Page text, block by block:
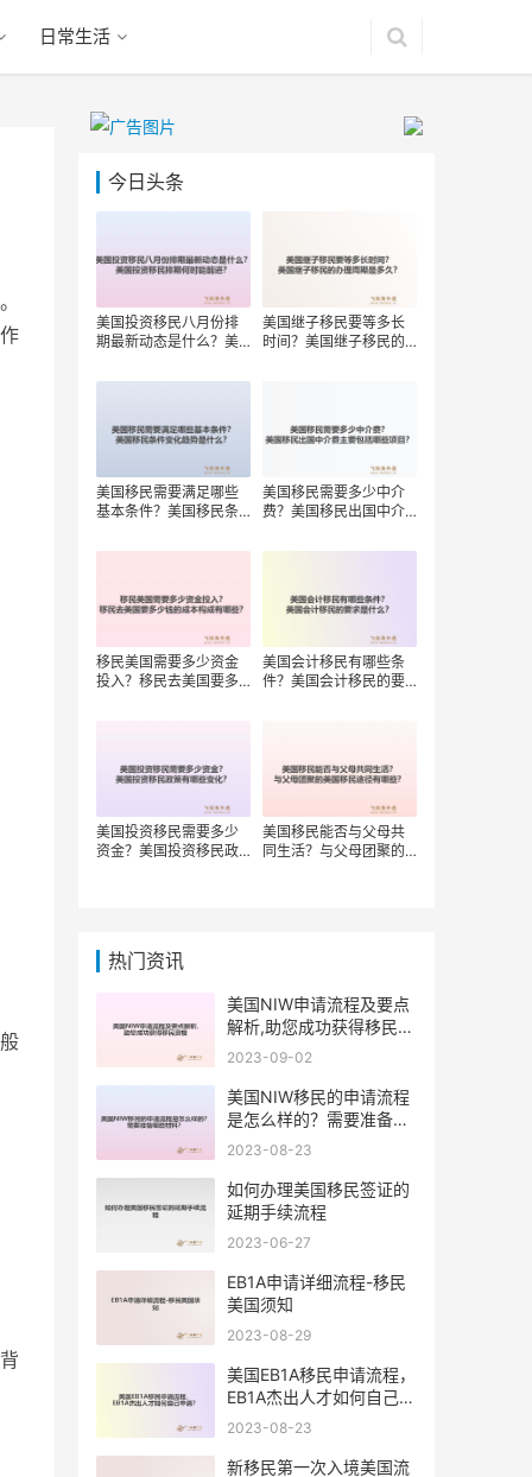
日常生活
今日头条
美国投资移民八月份排
期最新动态是什么？美
前进？
美国继子移民要等多长
时间？美国继子移民的
美国移民需要满足哪些
基本条件？美国移民条
美国移民需要多少中介
费？美国移民出国中介
移民美国需要多少资金
投入？移民去美国要多
美国会计移民有哪些条
件？美国会计移民的要
美国投资移民需要多少
资金？美国投资移民政
美国移民能否与父母共
同生活？与父母团聚的
热门资讯
美国NIW申请流程及要点
解析,助您成功获得移民资
格
2023-09-02
美国NIW移民的申请流程
是怎么样的？需要准备哪
些材料？
2023-08-23
如何办理美国移民签证的
延期手续流程
2023-06-27
EB1A申请详细流程-移民
美国须知
2023-08-29
美国EB1A移民申请流程，
EB1A杰出人才如何自己申
请？
2023-08-23
新移民第一次入境美国流